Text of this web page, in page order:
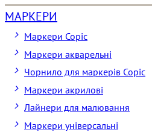
МАРКЕРИ
Маркери Copic
Маркери акварельні
Чорнило для маркерів Copic
Маркери акрилові
Лайнери для малювання
Маркери універсальні